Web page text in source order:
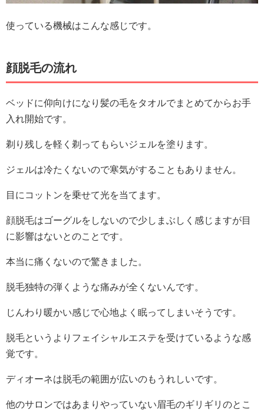
使っている機械はこんな感じです。
顔脱毛の流れ
ベッドに仰向けになり髪の毛をタオルでまとめてからお手
入れ開始です。
剃り残しを軽く剃ってもらいジェルを塗ります。
ジェルは冷たくないので寒気がすることもありません。
目にコットンを乗せて光を当てます。
顔脱毛はゴーグルをしないので少しまぶしく感じますが目
に影響はないとのことです。
本当に痛くないので驚きました。
脱毛独特の弾くような痛みが全くないんです。
じんわり暖かい感じで心地よく眠ってしまいそうです。
脱毛というよりフェイシャルエステを受けているような感
覚です。
ディオーネは脱毛の範囲が広いのもうれしいです。
他のサロンではあまりやっていない眉毛のギリギリのとこ